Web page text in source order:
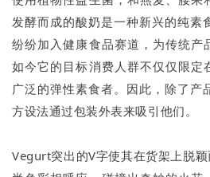
发酵而成的酸奶是一种新兴的纯素
纷纷加入健康食品赛道，为传统产
如今它的目标消费人群不仅仅限定
广泛的弹性素食者。因此，除了产
方设法通过包装外表来吸引他们。
Vegurt突出的V字使其在货架上脱